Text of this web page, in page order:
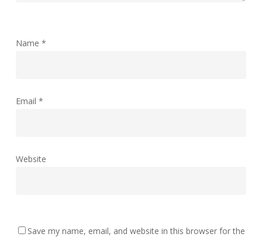
Name *
Email *
Website
Save my name, email, and website in this browser for the